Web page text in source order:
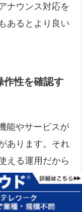
ナウンス対応を
あるとより良い
作性を確認す
能やサービスが
あります。それ
える運用だから
が、どうしても
ってしまう」と